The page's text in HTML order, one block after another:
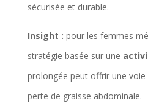
sécurisée et durable.
Insight : pour les femmes
stratégie basée sur une
prolongée peut offrir une
perte de graisse abdominale.